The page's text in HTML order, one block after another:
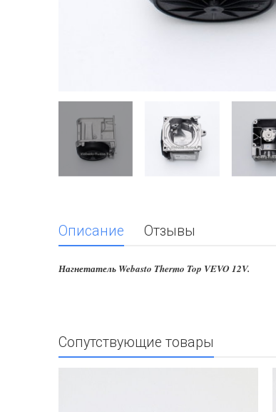
Описание Отзывы
Нагнетатель Webasto Thermo Top VEVO 12V.
Сопутствующие товары